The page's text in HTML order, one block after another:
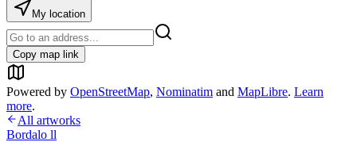
My location
Copy map link
Powered by OpenStreetMap, Nominatim and MapLibre. Learn
more.
All artworks
Bordalo ll